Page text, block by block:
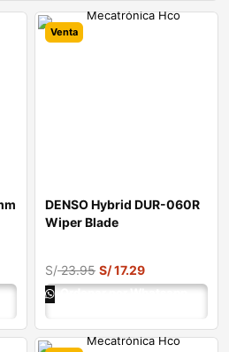
Venta
DENSO Hybrid DUR-060R
Wiper Blade
S/23.95 S/17.29
Ordenar por Whatsapp